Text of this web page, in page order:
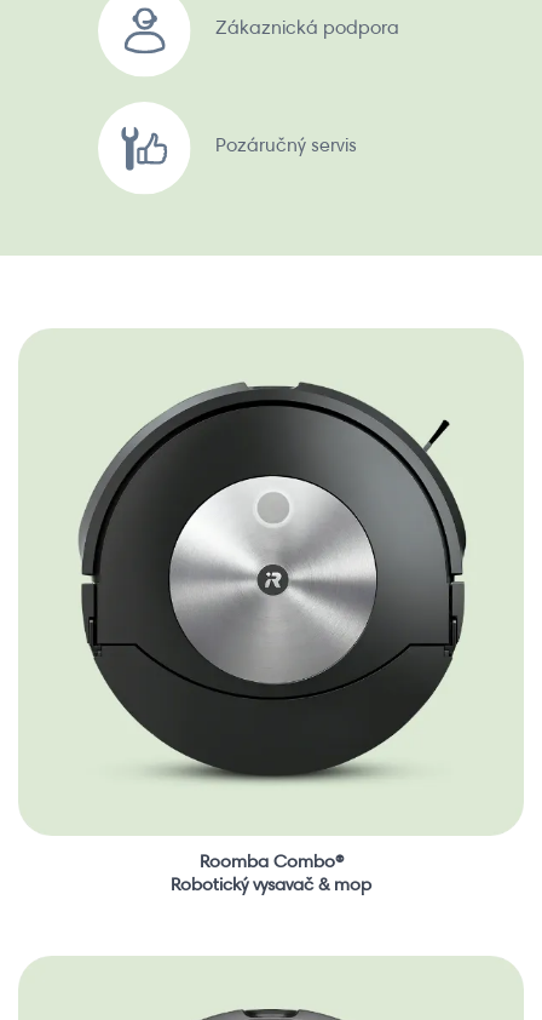
Zákaznická podpora
Pozáručný servis
Roomba Combo®
Robotický vysavač & mop